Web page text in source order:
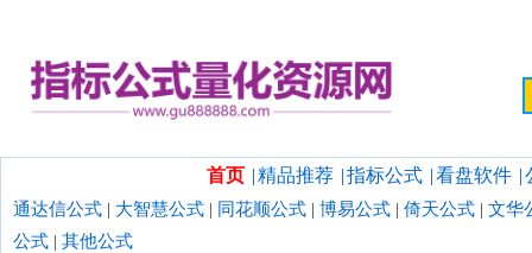
首页 | 精品推荐 | 指标公式 | 看盘软件 |
通达信公式 | 大智慧公式 | 同花顺公式 | 博易公式 | 倚天公式 | 文华
公式 | 其他公式